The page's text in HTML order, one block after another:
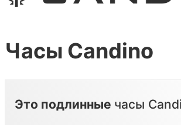
Часы Candino
Это подлинные часы